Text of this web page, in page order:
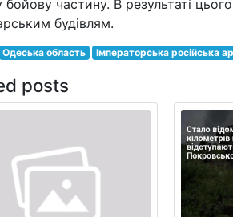
бойову частину. В результаті
будівлям.
Одеська область Імператорська російська
posts